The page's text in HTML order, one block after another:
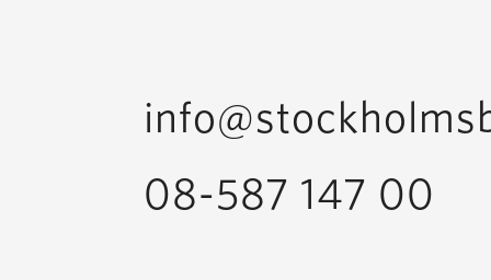
08-587 147 00